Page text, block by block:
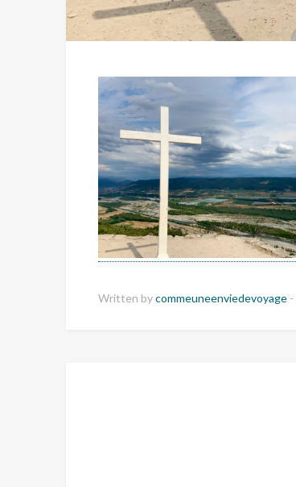
Written bycommeuneenviedevoyage -